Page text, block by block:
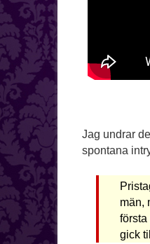
Jag undrar
spontana
män,
första
gick